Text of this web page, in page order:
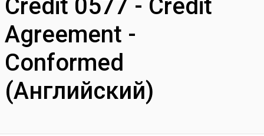
Credit 0577 - Credit
Agreement -
Conformed
(Английский)